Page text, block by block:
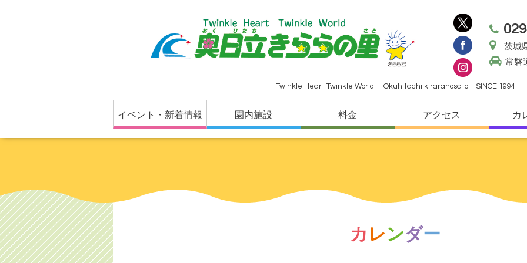
茨城
常磐
Twinkle Heart Twinkle World Okuhitachi kiraranosato SINCE 1994
イベント・新着情報 園内施設 料金 アクセス カ
カ レンダー